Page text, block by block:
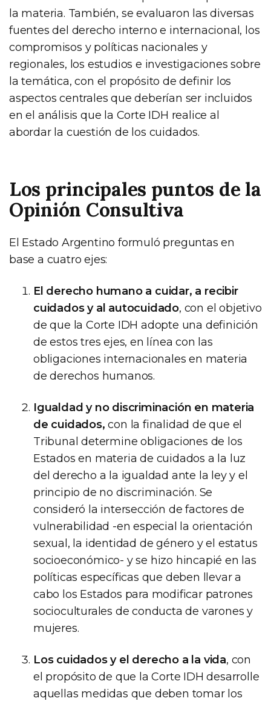
la materia. También, se evaluaron las diversas
fuentes del derecho interno e internacional, los
compromisos y políticas nacionales y
regionales, los estudios e investigaciones sobre
la temática, con el propósito de definir los
aspectos centrales que deberían ser incluidos
en el análisis que la Corte IDH realice al
abordar la cuestión de los cuidados.
Los principales puntos de la
Opinión Consultiva
El Estado Argentino formuló preguntas en
base a cuatro ejes:
El derecho humano a cuidar, a recibir
cuidados y al autocuidado, con el objetivo
de que la Corte IDH adopte una definición
de estos tres ejes, en línea con las
obligaciones internacionales en materia
de derechos humanos.
Igualdad y no discriminación en materia
de cuidados, con la finalidad de que el
Tribunal determine obligaciones de los
Estados en materia de cuidados a la luz
del derecho a la igualdad ante la ley y el
principio de no discriminación. Se
consideró la intersección de factores de
vulnerabilidad -en especial la orientación
sexual, la identidad de género y el estatus
socioeconómico- y se hizo hincapié en las
políticas específicas que deben llevar a
cabo los Estados para modificar patrones
socioculturales de conducta de varones y
mujeres.
Los cuidados y el derecho a la vida, con
el propósito de que la Corte IDH desarrolle
aquellas medidas que deben tomar los